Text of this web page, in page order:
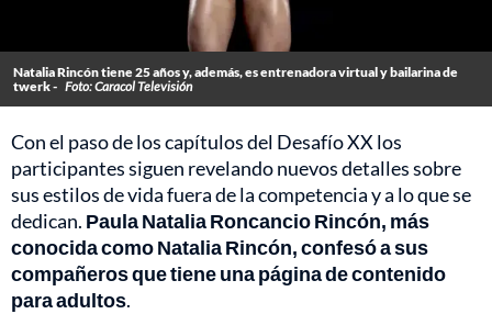
Natalia Rincón tiene 25 años y, además, es entrenadora virtual y bailarina de
twerk - Foto: Caracol Televisión
Con el paso de los capítulos del Desafío XX los
participantes siguen revelando nuevos detalles sobre
sus estilos de vida fuera de la competencia y a lo que se
dedican. Paula Natalia Roncancio Rincón, más
conocida como Natalia Rincón, confesó a sus
compañeros que tiene una página de contenido
para adultos.